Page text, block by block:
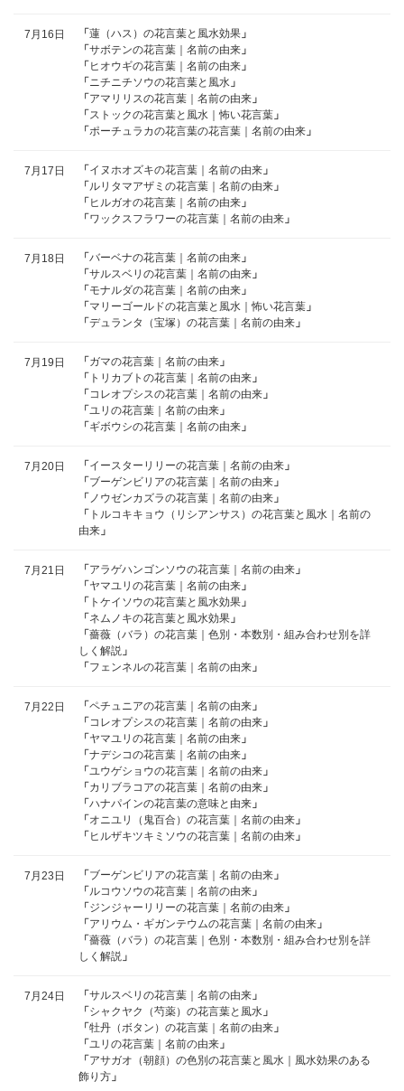
7月16日 「 蓮（ハス）の花言葉と風水効果 」
「 サボテンの花言葉｜名前の由来 」
「 ヒオウギの花言葉｜名前の由来 」
「 ニチニチソウの花言葉と風水 」
「 アマリリスの花言葉｜名前の由来 」
「 ストックの花言葉と風水｜怖い花言葉 」
「 ポーチュラカの花言葉の花言葉｜名前の由来 」
7月17日 「 イヌホオズキの花言葉｜名前の由来 」
「 ルリタマアザミの花言葉｜名前の由来 」
「 ヒルガオの花言葉｜名前の由来 」
「 ワックスフラワーの花言葉｜名前の由来 」
7月18日 「 バーベナの花言葉｜名前の由来 」
「 サルスベリの花言葉｜名前の由来 」
「 モナルダの花言葉｜名前の由来 」
「 マリーゴールドの花言葉と風水｜怖い花言葉 」
「 デュランタ（宝塚）の花言葉｜名前の由来 」
7月19日 「 ガマの花言葉｜名前の由来 」
「 トリカブトの花言葉｜名前の由来 」
「 コレオプシスの花言葉｜名前の由来 」
「 ユリの花言葉｜名前の由来 」
「 ギボウシの花言葉｜名前の由来 」
7月20日 「 イースターリリーの花言葉｜名前の由来 」
「 ブーゲンビリアの花言葉｜名前の由来 」
「 ノウゼンカズラの花言葉｜名前の由来 」
「 トルコキキョウ（リシアンサス）の花言葉と風水｜名前の
由来 」
7月21日 「 アラゲハンゴンソウの花言葉｜名前の由来 」
「 ヤマユリの花言葉｜名前の由来 」
「 トケイソウの花言葉と風水効果 」
「 ネムノキの花言葉と風水効果 」
「 薔薇（バラ）の花言葉｜色別・本数別・組み合わせ別を詳
しく解説 」
「 フェンネルの花言葉｜名前の由来 」
7月22日 「 ペチュニアの花言葉｜名前の由来 」
「 コレオプシスの花言葉｜名前の由来 」
「 ヤマユリの花言葉｜名前の由来 」
「 ナデシコの花言葉｜名前の由来 」
「 ユウゲショウの花言葉｜名前の由来 」
「 カリブラコアの花言葉｜名前の由来 」
「 ハナパインの花言葉の意味と由来 」
「 オニユリ（鬼百合）の花言葉｜名前の由来 」
「 ヒルザキツキミソウの花言葉｜名前の由来 」
7月23日 「 ブーゲンビリアの花言葉｜名前の由来 」
「 ルコウソウの花言葉｜名前の由来 」
「 ジンジャーリリーの花言葉｜名前の由来 」
「 アリウム・ギガンテウムの花言葉｜名前の由来 」
「 薔薇（バラ）の花言葉｜色別・本数別・組み合わせ別を詳
しく解説 」
7月24日 「 サルスベリの花言葉｜名前の由来 」
「 シャクヤク（芍薬）の花言葉と風水 」
「 牡丹（ボタン）の花言葉｜名前の由来 」
「 ユリの花言葉｜名前の由来 」
「 アサガオ（朝顔）の色別の花言葉と風水｜風水効果のある
飾り方 」